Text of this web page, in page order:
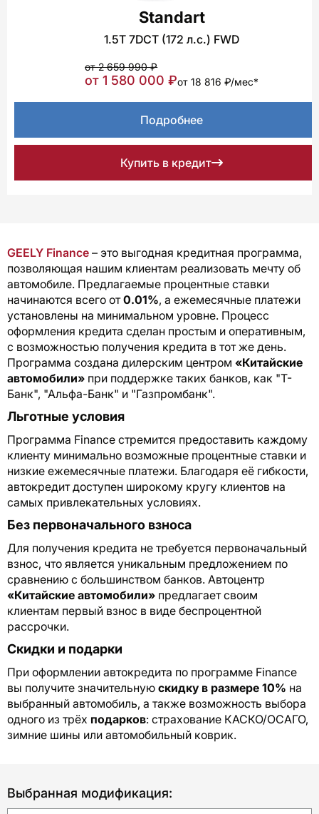
Standart
1.5T 7DCT (172 л.с.) FWD
от 2 659 990 ₽
от 1 580 000 ₽от 18 816 ₽/мес*
Подробнее
Купить в кредит
GEELY Finance – это выгодная кредитная программа,
позволяющая нашим клиентам реализовать мечту об
автомобиле. Предлагаемые процентные ставки
начинаются всего от0.01%, а ежемесячные платежи
установлены на минимальном уровне. Процесс
оформления кредита сделан простым и оперативным,
с возможностью получения кредита в тот же день.
Программа создана дилерским центром «Китайские
автомобили» при поддержке таких банков, как "Т-
Банк", "Альфа-Банк" и "Газпромбанк".
Льготные условия
Программа Finance стремится предоставить каждому
клиенту минимально возможные процентные ставки и
низкие ежемесячные платежи. Благодаря её гибкости,
автокредит доступен широкому кругу клиентов на
самых привлекательных условиях.
Без первоначального взноса
Для получения кредита не требуется первоначальный
взнос, что является уникальным предложением по
сравнению с большинством банков. Автоцентр
«Китайские автомобили» предлагает своим
клиентам первый взнос в виде беспроцентной
рассрочки.
Скидки и подарки
При оформлении автокредита по программе Finance
вы получите значительную скидку в размере 10% на
выбранный автомобиль, а также возможность выбора
одного из трёх подарков: страхование КАСКО/ОСАГО,
зимние шины или автомобильный коврик.
Выбранная модификация: